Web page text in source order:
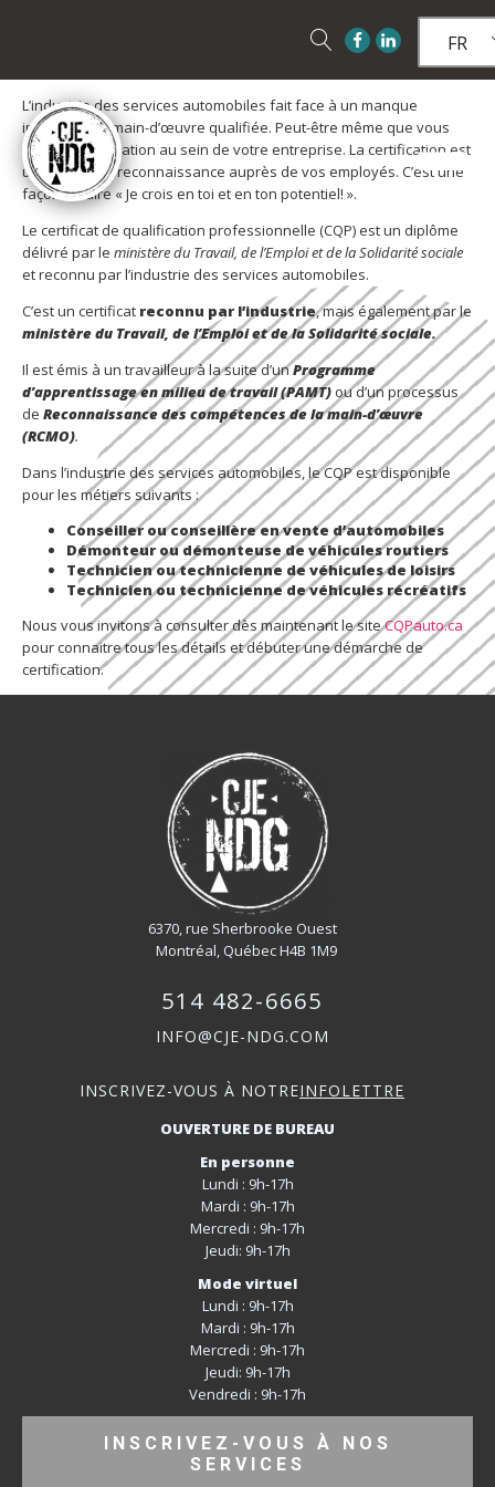
FR
L’industrie des services automobiles fait face à un manque
important de main-d’œuvre qualifiée. Peut-être même que vous
vivez cette situation au sein de votre entreprise. La certification est
une forme de reconnaissance auprès de vos employés. C’est une
façon de dire « Je crois en toi et en ton potentiel! ».
Le certificat de qualification professionnelle (CQP) est un diplôme
délivré par le ministère du Travail, de l’Emploi et de la Solidarité sociale
et reconnu par l’industrie des services automobiles.
C’est un certificat reconnu par l’industrie, mais également par le
ministère du Travail, de l’Emploi et de la Solidarité sociale.
Il est émis à un travailleur à la suite d’unProgramme
d’apprentissage en milieu de travail (PAMT) ou d’un processus
de Reconnaissance des compétences de la main-d’œuvre
(RCMO).
Dans l’industrie des services automobiles, le CQP est disponible
pour les métiers suivants :
Conseiller ou conseillère en vente d’automobiles
Démonteur ou démonteuse de véhicules routiers
Technicien ou technicienne de véhicules de loisirs
Technicien ou technicienne de véhicules récréatifs
Nous vous invitons à consulter dès maintenant le siteCQPauto.ca
pour connaitre tous les détails et débuter une démarche de
certification.
6370, rue Sherbrooke Ouest
Montréal, Québec H4B 1M9
514 482-6665
INFO@CJE-NDG.COM
INSCRIVEZ-VOUS À NOTREINFOLETTRE
OUVERTURE DE BUREAU
En personne
Lundi : 9h-17h
Mardi : 9h-17h
Mercredi : 9h-17h
Jeudi: 9h-17h
Mode virtuel
Lundi : 9h-17h
Mardi : 9h-17h
Mercredi : 9h-17h
Jeudi: 9h-17h
Vendredi : 9h-17h
INSCRIVEZ-VOUS À NOS
SERVICES